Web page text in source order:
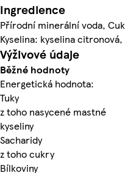
Ingredience
Přírodní minerální voda,
Kyselina: kyselina
Výživové údaje
Běžné hodnoty
Energetická hodnota:
Tuky
z toho nasycené mastné
kyseliny
Sacharidy
z toho cukry
Bílkoviny